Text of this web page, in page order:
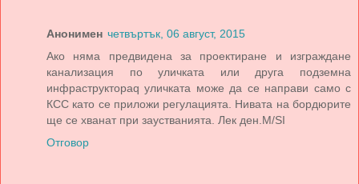
Анонимен четвъртък, 06 август, 2015
Ако няма предвидена за проектиране и изграждане
канализация по уличката или друга подземна
инфраструктораq уличката може да се направи само с
КСС като се приложи регулацията. Нивата на бордюрите
ще се хванат при заустванията. Лек ден.М/SI
Отговор